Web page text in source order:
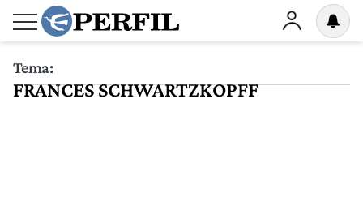
Tema:
FRANCES SCHWARTZKOPFF